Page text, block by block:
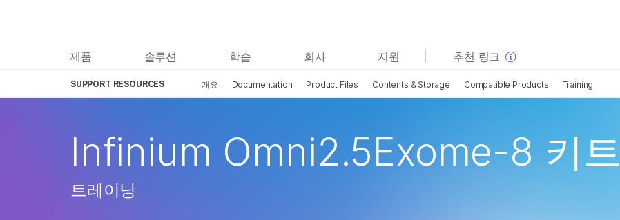
제품 솔루션 학습 회사 지원 추천 링크
SUPPORT RESOURCES 개요 Documentation Product Files Contents & Storage Compatible Products Training
Infinium Omni2.5Exome-8 키트
트레이닝
보다 관련성이 높은 콘텐츠를 확인하실 수 있습니다. 주요
관심 분야를 선택해 주세요:
암 연구
복합 질환 연구
임상 종양학 연구